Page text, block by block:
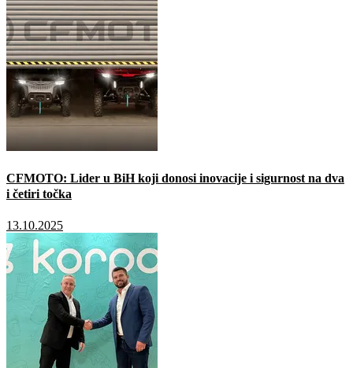
CFMOTO: Lider u BiH koji donosi inovacije i sigurnost na dva
i četiri točka
13.10.2025